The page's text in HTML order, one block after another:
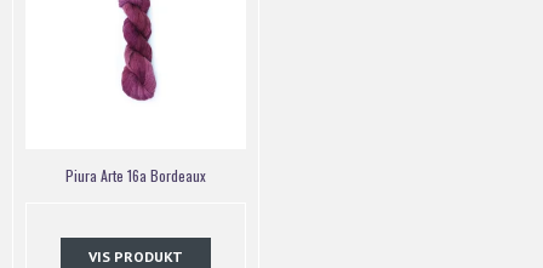
Piura Arte 16a Bordeaux
VIS PRODUKT